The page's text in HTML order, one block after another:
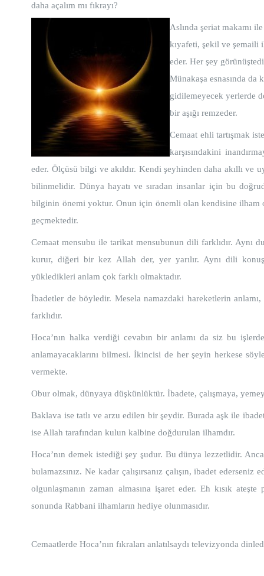
daha açalım mı fıkrayı?
Aslında şeriat makamı
kıyafeti, şekil ve şemaili
eder. Her şey
Münakaşa esnasında da
gidilemeyecek yerlerde
bir aşığı remzeder.
Cemaat ehli tartışmak
karşısındakini
eder. Ölçüsü bilgi ve akıldır. Kendi şeyhinden daha akıllı ve
bilinmelidir. Dünya hayatı ve sıradan insanlar için bu
bilginin önemi yoktur. Onun için önemli olan kendisine ilham
geçmektedir.
Cemaat mensubu ile tarikat mensubunun dili farklıdır. Aynı
kurur, diğeri bir kez Allah der, yer yarılır. Aynı dili
yükledikleri anlam çok farklı olmaktadır.
İbadetler de böyledir. Mesela namazdaki hareketlerin
farklıdır.
Hoca’nın halka verdiği cevabın bir anlamı da siz bu
anlamayacaklarını bilmesi. İkincisi de her şeyin herkese
vermekte.
Obur olmak, dünyaya düşkünlüktür. İbadete, çalışmaya,
Baklava ise tatlı ve arzu edilen bir şeydir. Burada aşk ile
ise Allah tarafından kulun kalbine doğdurulan ilhamdır.
Hoca’nın demek istediği şey şudur. Bu dünya lezzetlidir.
bulamazsınız. Ne kadar çalışırsanız çalışın, ibadet
olgunlaşmanın zaman almasına işaret eder. Eh kısık
sonunda Rabbani ilhamların hediye olunmasıdır.
Cemaatlerde Hoca’nın fıkraları anlatılsaydı televizyonda